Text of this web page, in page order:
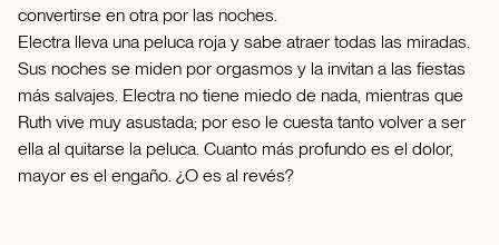
convertirse en otra por las noches.
Electra lleva una peluca roja y sabe atraer todas las miradas.
Sus noches se miden por orgasmos y la invitan a las fiestas
más salvajes. Electra no tiene miedo de nada, mientras que
Ruth vive muy asustada; por eso le cuesta tanto volver a ser
ella al quitarse la peluca. Cuanto más profundo es el dolor,
mayor es el engaño. ¿O es al revés?